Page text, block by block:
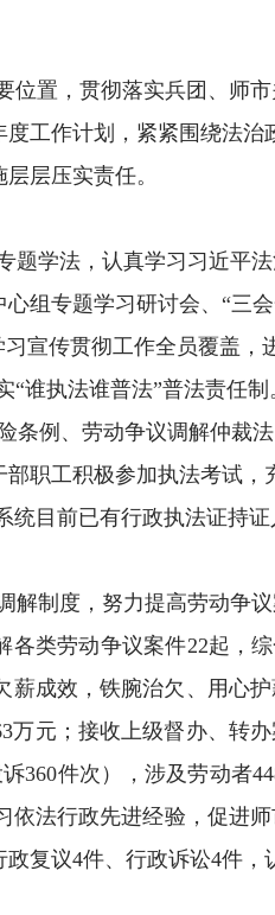
置，贯彻落实兵团、师
工作计划，紧紧围绕法治
层压实责任。
学法，认真学习习近平
组专题学习研讨会、 “三
宣传贯彻工作全员覆盖，
“谁执法谁普法”普法责任
条例、劳动争议调解仲裁
职工积极参加执法考试
统目前已有行政执法证持证
制度，努力提高劳动争议
各类劳动争议案件22起，
成效，铁腕治欠、用心
万元；接收上级督办、转
360件次），涉及劳动者
依法行政先进经验，促进
政复议4件、行政诉讼4件，